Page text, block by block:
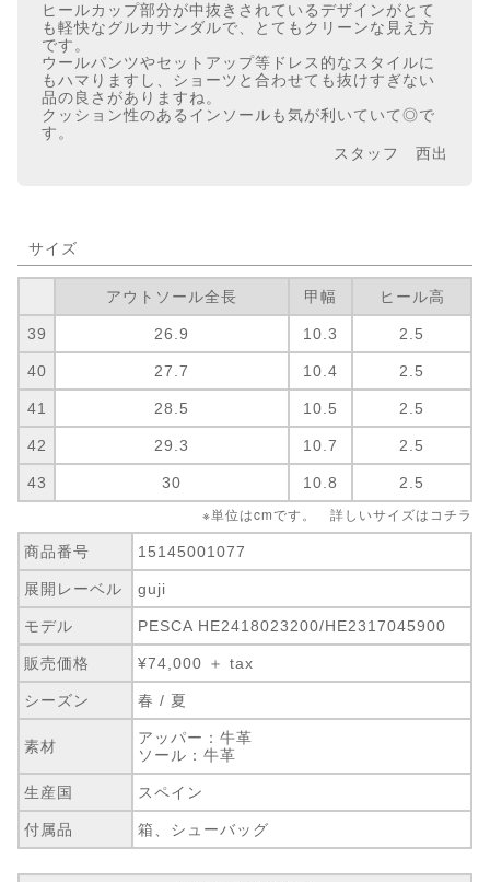
ヒールカップ部分が中抜きされているデザインがとて
も軽快なグルカサンダルで、とてもクリーンな見え方
です。
ウールパンツやセットアップ等ドレス的なスタイルに
もハマりますし、ショーツと合わせても抜けすぎない
品の良さがありますね。
クッション性のあるインソールも気が利いていて◎で
す。
スタッフ 西出
サイズ
アウトソール全長 甲幅 ヒール高
39 26.9 10.3 2.5
40 27.7 10.4 2.5
41 28.5 10.5 2.5
42 29.3 10.7 2.5
43 30 10.8 2.5
※単位はcmです。 詳しいサイズは コチラ
商品番号 15145001077
展開レーベル guji
モデル PESCA HE2418023200/HE2317045900
販売価格 ¥74,000 ＋ tax
シーズン 春 / 夏
素材
アッパー：牛革
ソール：牛革
生産国 スペイン
付属品 箱、シューバッグ